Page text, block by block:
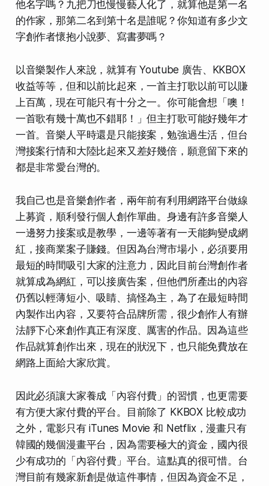
他名字嗎？九把刀也慢慢藝人化了，就算他是第一名
的作家，那第二名到第十名是誰呢？你知道有多少文
字創作者懷抱小說夢、寫書夢嗎？
以音樂製作人來說，就算有 Youtube 廣告、KKBOX
收益等等，但和以前比起來，一首主打歌以前可以賺
上百萬，現在可能只有十分之一。你可能會想「噢！
一首歌有幾十萬也不錯耶！」但主打歌可能好幾年才
一首。音樂人平時還是只能接案，勉強過生活，但台
灣接案行情和大陸比起來又差好幾倍，願意留下來的
都是非常愛台灣的。
我自己也是音樂創作者，兩年前有利用網路平台做線
上募資，順利發行個人創作單曲。身邊有許多音樂人
一邊努力接案或是教學，一邊等著有一天能夠變成網
紅，接商業案子賺錢。但因為台灣市場小，必須要用
最短的時間吸引大家的注意力，因此目前台灣創作者
就算成為網紅，可以接廣告案，但他們所產出的內容
仍舊以輕薄短小、吸睛、搞怪為主，為了在最短時間
內製作出內容，又要符合品牌所需，很少創作人有辦
法靜下心來創作真正有深度、厲害的作品。因為這些
作品就算創作出來，現在的狀況下，也只能免費放在
網路上面給大家欣賞。
因此必須讓大家養成「內容付費」的習慣，也更需要
有方便大家付費的平台。目前除了 KKBOX 比較成功
之外，電影只有 iTunes Movie 和 Netflix，漫畫只有
韓國的幾個漫畫平台，因為需要極大的資金，國內很
少有成功的「內容付費」平台。這點真的很可惜。台
灣目前有幾家新創是做這件事情，但因為資金不足，